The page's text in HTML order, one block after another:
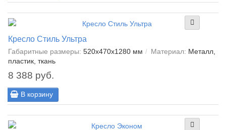
Кресло Стиль Ультра
Габаритные размеры: 520х470х1280 мм Материал: Металл,
пластик, ткань
8 388 руб.
В корзину